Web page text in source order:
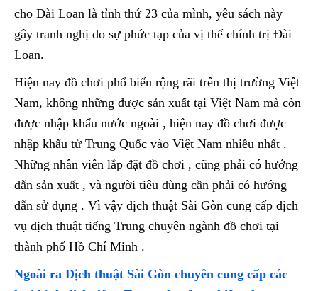
cho Đài Loan là tỉnh thứ 23 của mình, yêu sách này
gây tranh nghị do sự phức tạp của vị thế chính trị Đài
Loan.
Hiện nay đồ chơi phổ biến rộng rãi trên thị trường Việt
Nam, không những được sản xuất tại Việt Nam mà còn
được nhập khẩu nước ngoài , hiện nay đồ chơi được
nhập khẩu từ Trung Quốc vào Việt Nam nhiều nhất .
Những nhân viên lắp đặt đồ chơi , cũng phải có hướng
dẫn sản xuất , và người tiêu dùng cần phải có hướng
dẫn sử dụng . Vì vậy dịch thuật Sài Gòn cung cấp dịch
vụ dịch thuật tiếng Trung chuyên ngành đồ chơi tại
thành phố Hồ Chí Minh .
Ngoài ra Dịch thuật Sài Gòn chuyên cung cấp các